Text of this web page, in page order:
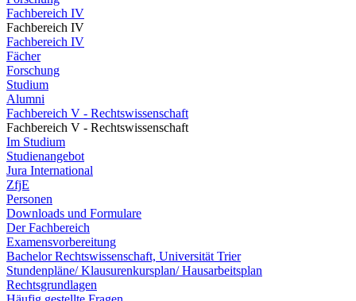
Fachbereich IV
Fachbereich IV
Fachbereich IV
Fächer
Forschung
Studium
Alumni
Fachbereich V - Rechtswissenschaft
Fachbereich V - Rechtswissenschaft
Im Studium
Studienangebot
Jura International
ZfjE
Personen
Downloads und Formulare
Der Fachbereich
Examensvorbereitung
Bachelor Rechtswissenschaft, Universität Trier
Stundenpläne/ Klausurenkursplan/ Hausarbeitsplan
Rechtsgrundlagen